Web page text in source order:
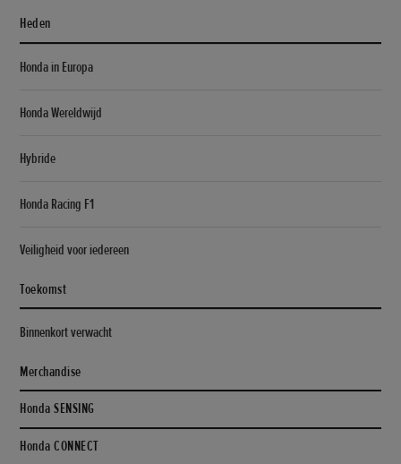
Heden
Honda in Europa
Honda Wereldwijd
Hybride
Honda Racing F1
Veiligheid voor iedereen
Toekomst
Binnenkort verwacht
Merchandise
Honda SENSING
Honda CONNECT